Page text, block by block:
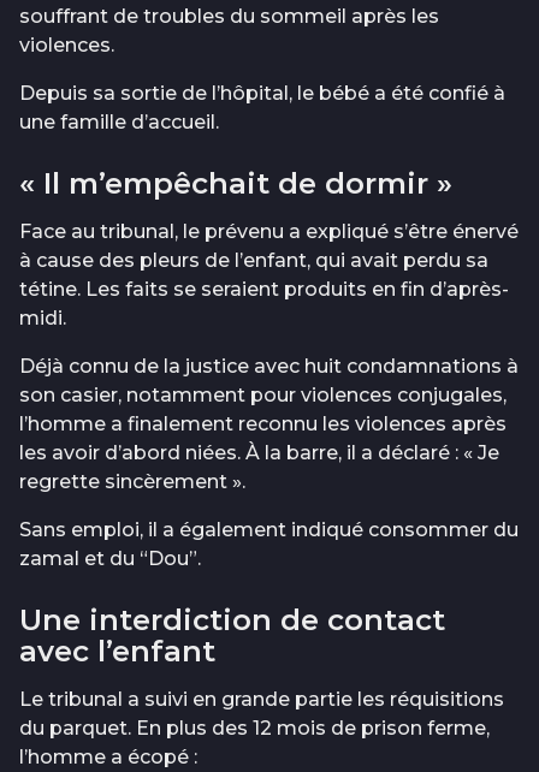
souffrant de troubles du sommeil après les
violences.
Depuis sa sortie de l’hôpital, le bébé a été confié à
une famille d’accueil.
« Il m’empêchait de dormir »
Face au tribunal, le prévenu a expliqué s’être énervé
à cause des pleurs de l’enfant, qui avait perdu sa
tétine. Les faits se seraient produits en fin d’après-
midi.
Déjà connu de la justice avec huit condamnations à
son casier, notamment pour violences conjugales,
l’homme a finalement reconnu les violences après
les avoir d’abord niées. À la barre, il a déclaré : « Je
regrette sincèrement ».
Sans emploi, il a également indiqué consommer du
zamal et du “Dou”.
Une interdiction de contact
avec l’enfant
Le tribunal a suivi en grande partie les réquisitions
du parquet. En plus des 12 mois de prison ferme,
l’homme a écopé :